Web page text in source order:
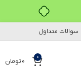
سوالات متداول
0
0تومان